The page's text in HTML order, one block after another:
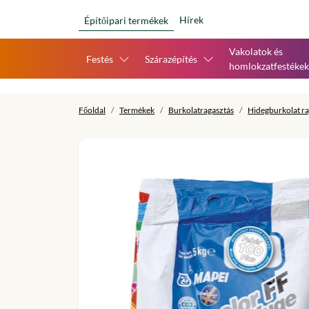
Építőipari termékek Hírek
Festés Szárazépítés
Vakolatok és
homlokzatfestékek
Főoldal Termékek Burkolatragasztás Hidegburkolat